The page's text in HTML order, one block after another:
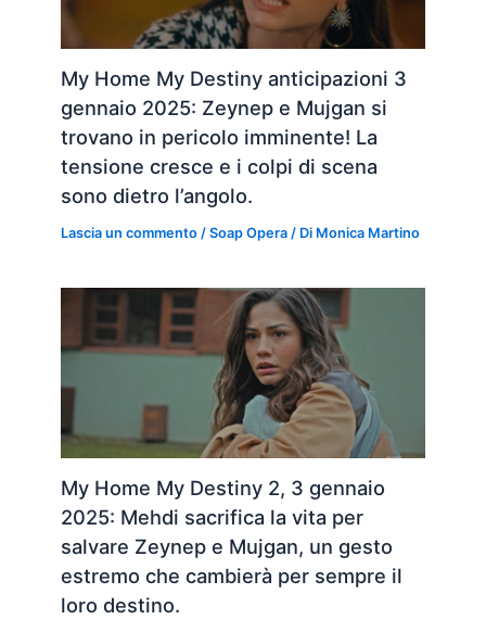
My Home My Destiny anticipazioni 3
gennaio 2025: Zeynep e Mujgan si
trovano in pericolo imminente! La
tensione cresce e i colpi di scena
sono dietro l’angolo.
Lascia un commento /Soap Opera / Di Monica Martino
My Home My Destiny 2, 3 gennaio
2025: Mehdi sacrifica la vita per
salvare Zeynep e Mujgan, un gesto
estremo che cambierà per sempre il
loro destino.